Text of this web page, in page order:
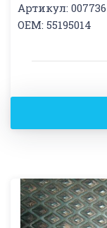
Артикул: 007736
OEM: 55195014